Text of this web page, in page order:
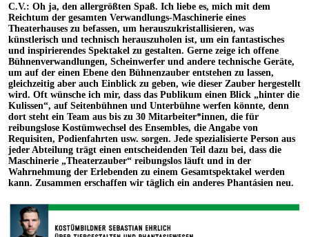
C.V.: Oh ja, den allergrößten Spaß. Ich liebe es, mich mit dem
Reichtum der gesamten Verwandlungs-Maschinerie eines
Theaterhauses zu befassen, um herauszukristallisieren, was
künstlerisch und technisch herauszuholen ist, um ein fantastisches
und inspirierendes Spektakel zu gestalten. Gerne zeige ich offene
Bühnenverwandlungen, Scheinwerfer und andere technische Geräte,
um auf der einen Ebene den Bühnenzauber entstehen zu lassen,
gleichzeitig aber auch Einblick zu geben, wie dieser Zauber hergestellt
wird. Oft wünsche ich mir, dass das Publikum einen Blick „hinter die
Kulissen“, auf Seitenbühnen und Unterbühne werfen könnte, denn
dort steht ein Team aus bis zu 30 Mitarbeiter*innen, die für
reibungslose Kostümwechsel des Ensembles, die Angabe von
Requisiten, Podienfahrten usw. sorgen. Jede spezialisierte Person aus
jeder Abteilung trägt einen entscheidenden Teil dazu bei, dass die
Maschinerie „Theaterzauber“ reibungslos läuft und in der
Wahrnehmung der Erlebenden zu einem Gesamtspektakel werden
kann. Zusammen erschaffen wir täglich ein anderes Phantásien neu.